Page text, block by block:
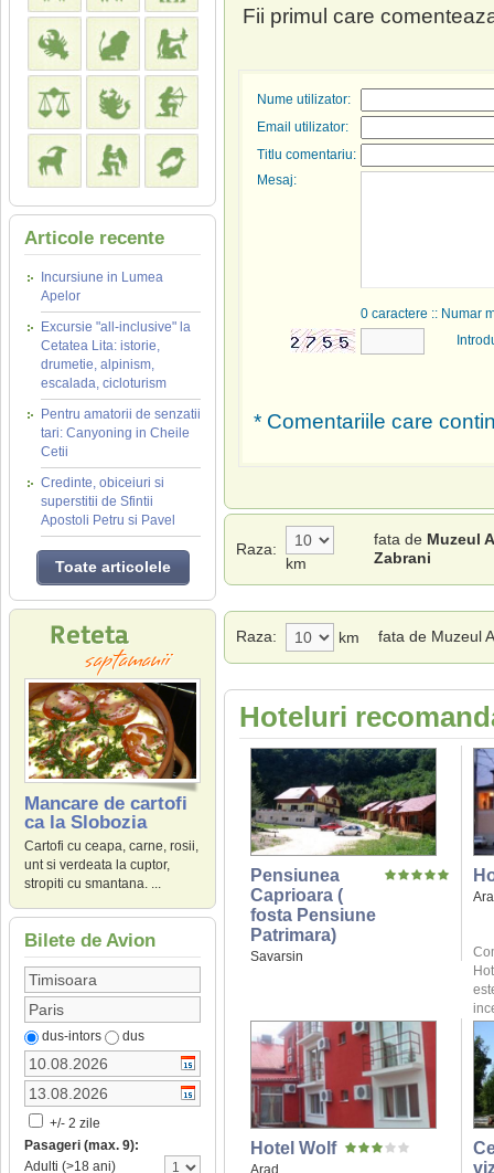
Articole recente
Incursiune in Lumea
Apelor
Excursie "all-inclusive" la
Cetatea Lita: istorie,
drumetie, alpinism,
escalada, cicloturism
Pentru amatorii de senzatii
tari: Canyoning in Cheile
Cetii
Credinte, obiceiuri si
superstitii de Sfintii
Apostoli Petru si Pavel
Toate articolele
Mancare de cartofi
ca la Slobozia
Cartofi cu ceapa, carne, rosii,
unt si verdeata la cuptor,
stropiti cu smantana. ...
Bilete de Avion
dus-intors dus
+/- 2 zile
Pasageri (max. 9):
Adulti (>18 ani)
Fii primul care
Nume utilizator:
Email utilizator:
Titlu comentariu:
Mesaj:
0 caractere :: Numar
* Comentariile care
Raza:
km
fata de Muzeul
Zabrani
Raza: km fata de Muzeul
Hoteluri
Pensiunea
Caprioara (
fosta Pensiune
Patrimara)
Savarsin
Hotel Wolf
Arad